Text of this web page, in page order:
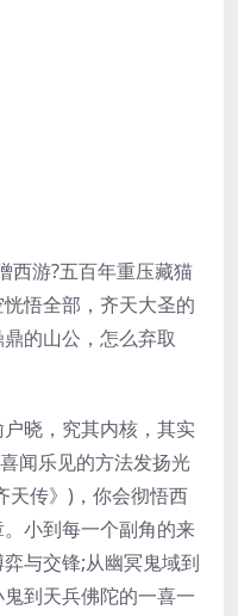
西游?五百年重压藏猫
悟全部，齐天大圣的
的山公，怎么弃取
户晓，究其内核，其实
闻乐见的方法发扬光
天传》)，你会彻悟西
小到每一个副角的来
与交锋;从幽冥鬼域到
到天兵佛陀的一喜一